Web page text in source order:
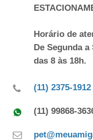
Horário de
De Segunda a
das 8 às 18h.
(11) 2375-1912
(11) 99868-